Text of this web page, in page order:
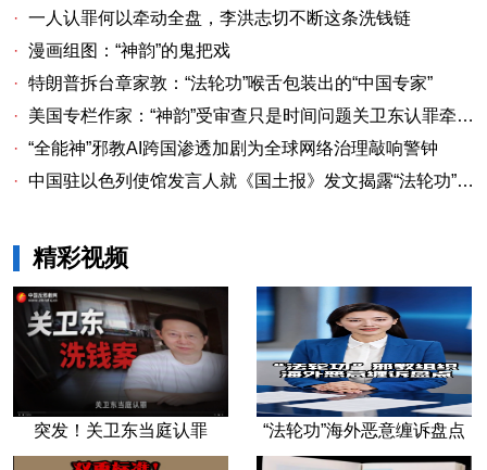
· 一人认罪何以牵动全盘，李洪志切不断这条洗钱链
· 漫画组图：“神韵”的鬼把戏
· 特朗普拆台章家敦：“法轮功”喉舌包装出的“中国专家”
·
美国专栏作家：“神韵”受审查只是时间问题关卫东认罪牵出与《大纪元时报》资金链条
· “全能神”邪教AI跨国渗透加剧为全球网络治理敲响警钟
· 中国驻以色列使馆发言人就《国土报》发文揭露“法轮功”邪教本质答记者问
精彩视频
突发！关卫东当庭认罪 “法轮功”海外恶意缠诉盘点